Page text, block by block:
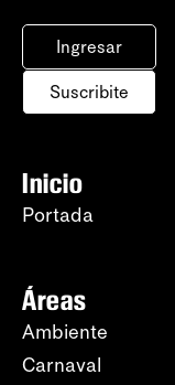
Ingresar
Suscribite
Inicio
Portada
Áreas
Ambiente
Carnaval